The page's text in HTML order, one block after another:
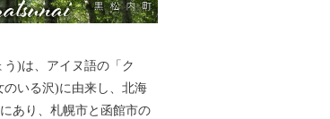
)は、アイヌ語の「ク
いる沢)に由来し、北海
あり、札幌市と函館市の